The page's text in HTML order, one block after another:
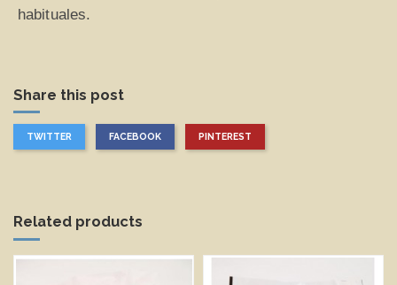
habituales.
Share this post
TWITTER FACEBOOK PINTEREST
Related products